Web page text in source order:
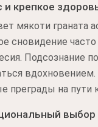
крепкое
мякоти граната
сновидение
Подсознание
преграды на пути
выбор